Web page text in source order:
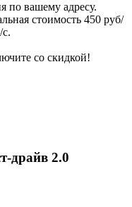
по вашему адресу.
стоимость 450 руб/
со скидкой!
драйв 2.0